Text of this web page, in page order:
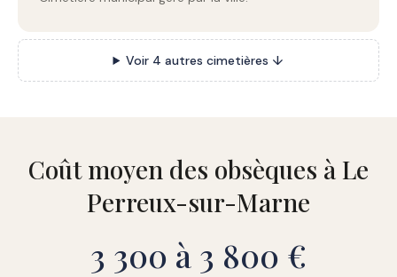
Voir 4 autres cimetières ↓
Coût moyen des obsèques à Le
Perreux-sur-Marne
3 300 à 3 800 €